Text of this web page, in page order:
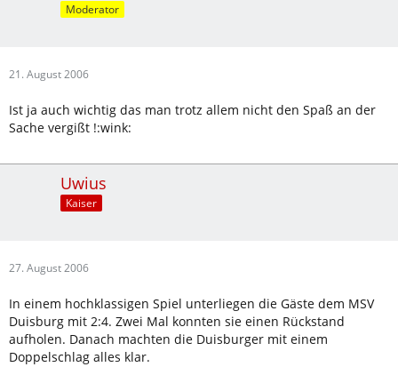
Moderator
21. August 2006
Ist ja auch wichtig das man trotz allem nicht den Spaß an der
Sache vergißt !:wink:
Uwius
Kaiser
27. August 2006
In einem hochklassigen Spiel unterliegen die Gäste dem MSV
Duisburg mit 2:4. Zwei Mal konnten sie einen Rückstand
aufholen. Danach machten die Duisburger mit einem
Doppelschlag alles klar.